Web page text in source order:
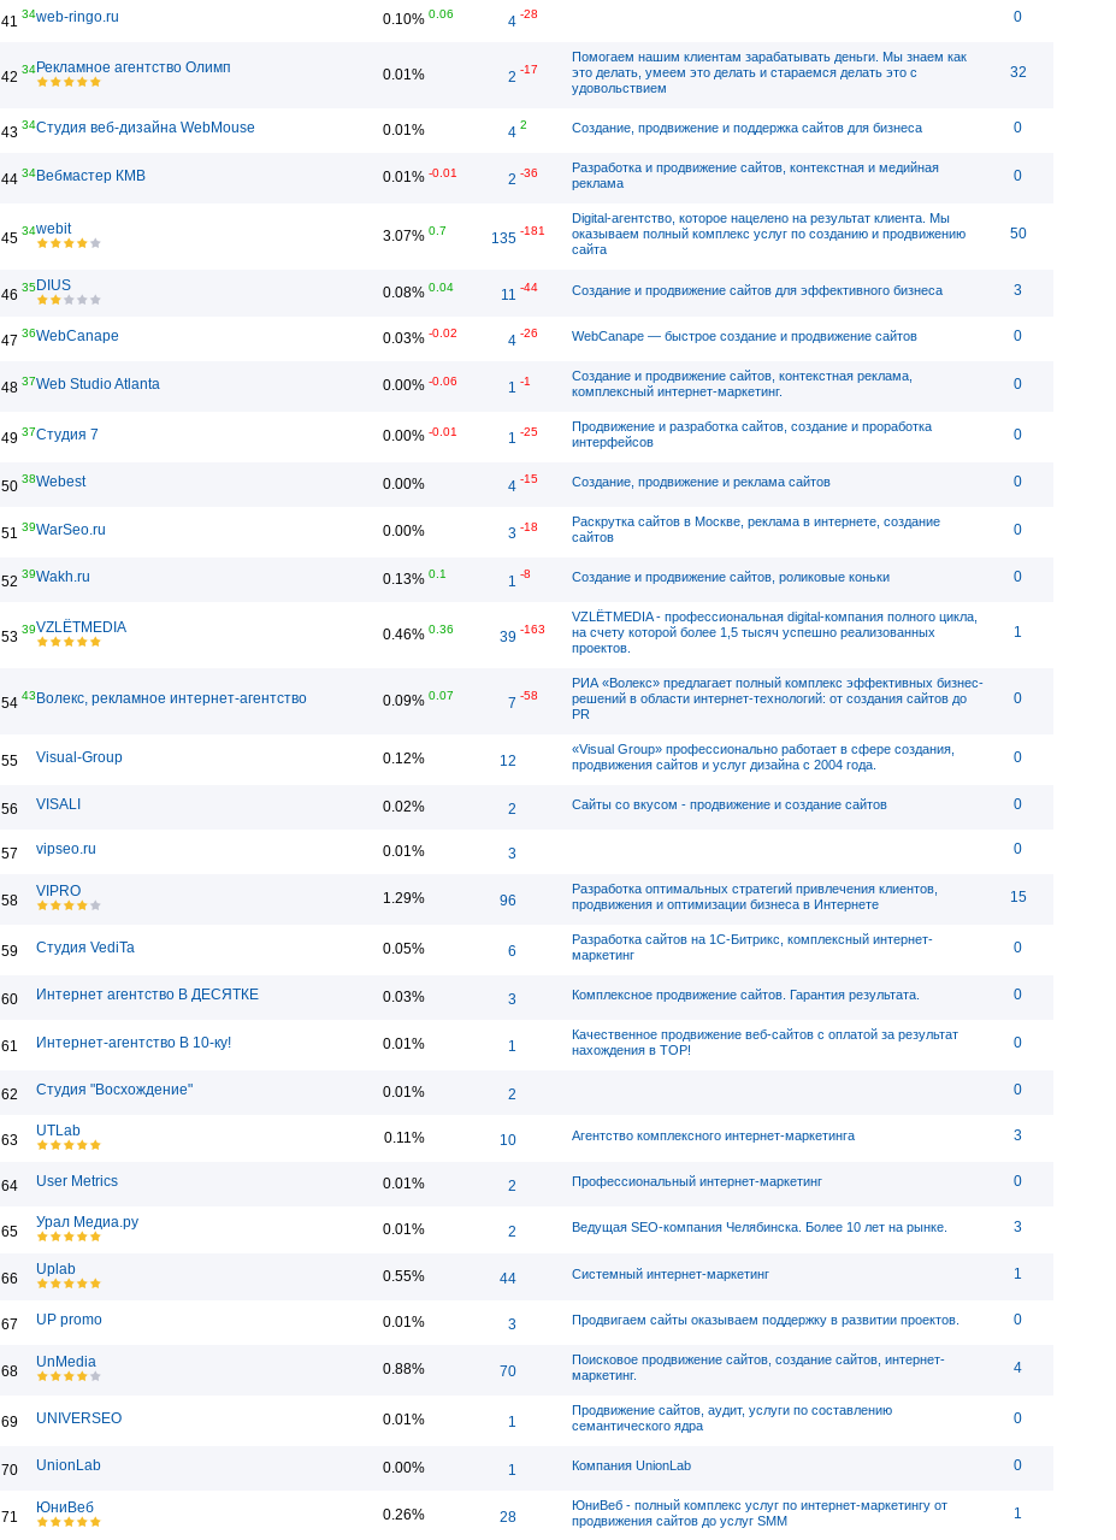
41 34web-ringo.ru 0.10% 0.06 4 -28 0
42 34Рекламное агентство Олимп 0.01% 2 -17
Помогаем нашим клиентам зарабатывать деньги. Мы знаем как
это делать, умеем это делать и стараемся делать это с
удовольствием
32
43 34Студия веб-дизайна WebMouse 0.01% 4 2 Создание, продвижение и поддержка сайтов для бизнеса 0
44 34Вебмастер КМВ 0.01% -0.01 2 -36
Разработка и продвижение сайтов, контекстная и медийная
реклама
0
45 34webit 3.07% 0.7 135 -181
Digital-агентство, которое нацелено на результат клиента. Мы
оказываем полный комплекс услуг по созданию и продвижению
сайта
50
46 35DIUS 0.08% 0.04 11 -44 Создание и продвижение сайтов для эффективного бизнеса 3
47 36WebCanape 0.03% -0.02 4 -26 WebСanape — быстрое создание и продвижение сайтов 0
48 37Web Studio Atlanta 0.00% -0.06 1 -1
Создание и продвижение сайтов, контекстная реклама,
комплексный интернет-маркетинг.
0
49 37Студия 7 0.00% -0.01 1 -25
Продвижение и разработка сайтов, создание и проработка
интерфейсов
0
50 38Webest 0.00% 4 -15 Создание, продвижение и реклама сайтов 0
51 39WarSeo.ru 0.00% 3 -18
Раскрутка сайтов в Москве, реклама в интернете, создание
сайтов
0
52 39Wakh.ru 0.13% 0.1 1 -8 Создание и продвижение сайтов, роликовые коньки 0
53 39VZLЁTMEDIA 0.46% 0.36 39 -163
VZLЁTMEDIA - профессиональная digital-компания полного цикла,
на счету которой более 1,5 тысяч успешно реализованных
проектов.
1
54 43 Волекс, рекламное интернет-агентство 0.09% 0.07 7 -58
РИА «Волекс» предлагает полный комплекс эффективных бизнес-
решений в области интернет-технологий: от создания сайтов до
PR
0
55 Visual-Group 0.12% 12
«Visual Group» профессионально работает в сфере создания,
продвижения сайтов и услуг дизайна с 2004 года.
0
56 VISALI 0.02% 2 Сайты со вкусом - продвижение и создание сайтов 0
57 vipseo.ru 0.01% 3 0
58
VIPRO 1.29% 96
Разработка оптимальных стратегий привлечения клиентов,
продвижения и оптимизации бизнеса в Интернете
15
59 Студия VediTa 0.05% 6
Разработка сайтов на 1С-Битрикс, комплексный интернет-
маркетинг
0
60 Интернет агентство В ДЕСЯТКЕ 0.03% 3 Комплексное продвижение сайтов. Гарантия результата. 0
61 Интернет-агентство В 10-ку! 0.01% 1
Качественное продвижение веб-сайтов с оплатой за результат
нахождения в ТОР!
0
62 Студия "Восхождение" 0.01% 2 0
63
UTLab 0.11% 10 Агентство комплексного интернет-маркетинга 3
64 User Metrics 0.01% 2 Профессиональный интернет-маркетинг 0
65
Урал Медиа.ру 0.01% 2 Ведущая SEO-компания Челябинска. Более 10 лет на рынке. 3
66
Uplab 0.55% 44 Системный интернет-маркетинг 1
67 UP promo 0.01% 3 Продвигаем сайты оказываем поддержку в развитии проектов. 0
68
UnMedia 0.88% 70
Поисковое продвижение сайтов, создание сайтов, интернет-
маркетинг.
4
69 UNIVERSEO 0.01% 1
Продвижение сайтов, аудит, услуги по составлению
семантического ядра
0
70 UnionLab 0.00% 1 Компания UnionLab 0
71
ЮниВеб 0.26% 28
ЮниВеб - полный комплекс услуг по интернет-маркетингу от
продвижения сайтов до услуг SMM
1